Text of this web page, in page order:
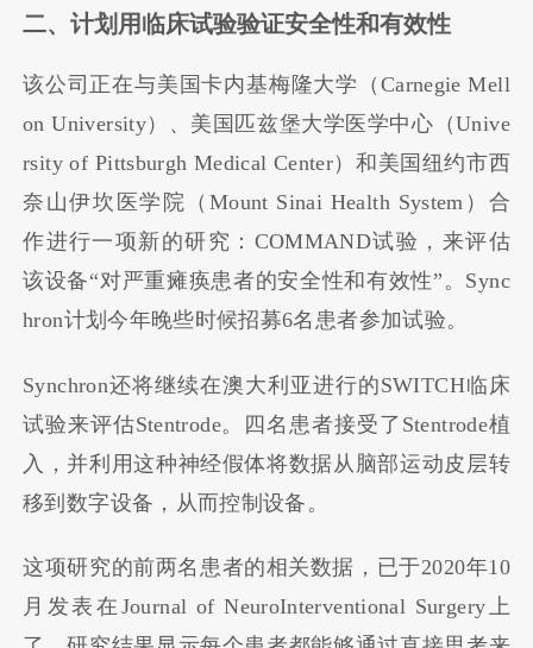
二、计划用临床试验验证安全性和有效性
该公司正在与美国卡内基梅隆大学（Carnegie Mell
on University）、美国匹兹堡大学医学中心（Unive
rsity of Pittsburgh Medical Center）和美国纽约市西
奈山伊坎医学院（Mount Sinai Health System）合
作进行一项新的研究：COMMAND试验，来评估
该设备“对严重瘫痪患者的安全性和有效性”。Sync
hron计划今年晚些时候招募6名患者参加试验。
Synchron还将继续在澳大利亚进行的SWITCH临床
试验来评估Stentrode。四名患者接受了Stentrode植
入，并利用这种神经假体将数据从脑部运动皮层转
移到数字设备，从而控制设备。
这项研究的前两名患者的相关数据，已于2020年10
月发表在Journal of NeuroInterventional Surgery上